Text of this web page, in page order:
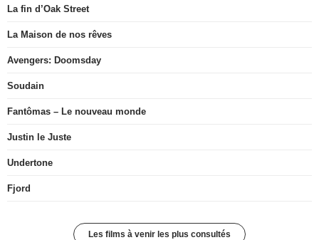
La fin d’Oak Street
La Maison de nos rêves
Avengers: Doomsday
Soudain
Fantômas – Le nouveau monde
Justin le Juste
Undertone
Fjord
Les films à venir les plus consultés